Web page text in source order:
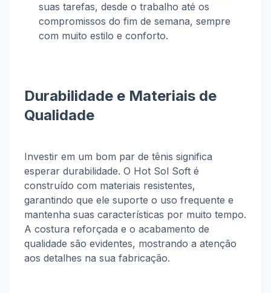
suas tarefas, desde o trabalho até os
compromissos do fim de semana, sempre
com muito estilo e conforto.
Durabilidade e Materiais de
Qualidade
Investir em um bom par de tênis significa
esperar durabilidade. O Hot Sol Soft é
construído com materiais resistentes,
garantindo que ele suporte o uso frequente e
mantenha suas características por muito tempo.
A costura reforçada e o acabamento de
qualidade são evidentes, mostrando a atenção
aos detalhes na sua fabricação.